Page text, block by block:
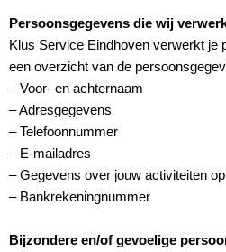
Persoonsgegevens die wij
Klus Service Eindhoven verwerkt je
een overzicht van de
– Voor- en achternaam
– Adresgegevens
– Telefoonnummer
– E-mailadres
– Gegevens over jouw activiteiten
– Bankrekeningnummer
Bijzondere en/of gevoelige